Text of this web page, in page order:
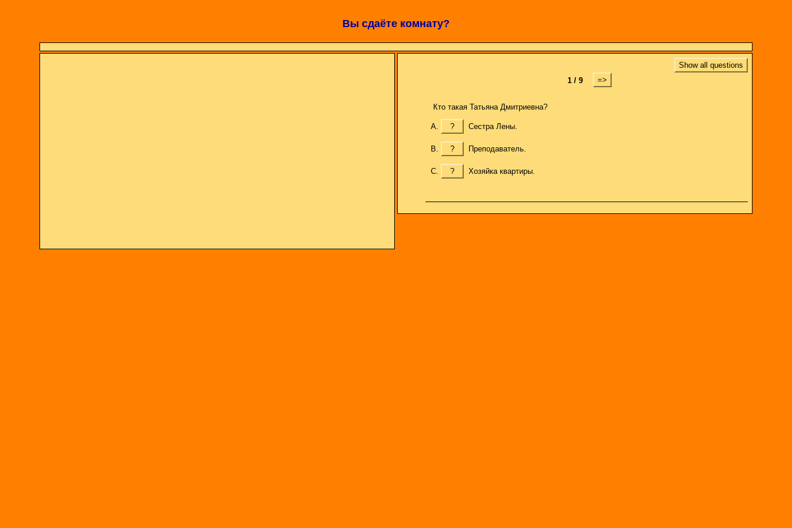
Вы сдаёте комнату?
Show all questions
1 / 9
=>
Кто такая Татьяна Дмитриевна?
? Сестра Лены.
? Преподаватель.
? Хозяйка квартиры.